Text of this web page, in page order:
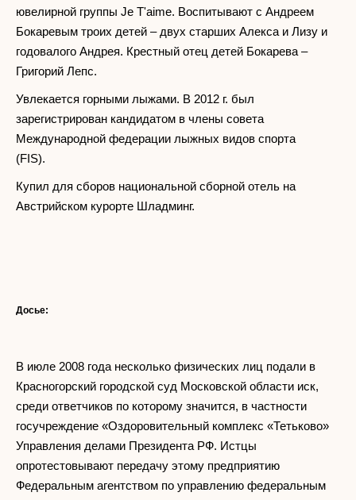
ювелирной группы Je T'aime. Воспитывают с Андреем
Бокаревым троих детей – двух старших Алекса и Лизу и
годовалого Андрея. Крестный отец детей Бокарева –
Григорий Лепс.
Увлекается горными лыжами. В 2012 г. был
зарегистрирован кандидатом в члены совета
Международной федерации лыжных видов спорта
(FIS).
Купил для сборов национальной сборной отель на
Австрийском курорте Шладминг.
Досье:
В июле 2008 года несколько физических лиц подали в
Красногорский городской суд Московской области иск,
среди ответчиков по которому значится, в частности
госучреждение «Оздоровительный комплекс «Тетьково»
Управления делами Президента РФ. Истцы
опротестовывают передачу этому предприятию
Федеральным агентством по управлению федеральным